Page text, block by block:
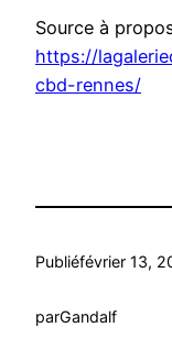
Source à
https://
cbd-rennes/
Publiéfévrier 13,
parGandalf